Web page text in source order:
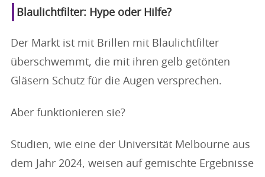
Blaulichtfilter: Hype oder Hilfe?
Der Markt ist mit Brillen mit Blaulichtfilter
überschwemmt, die mit ihren gelb getönten
Gläsern Schutz für die Augen versprechen.
Aber funktionieren sie?
Studien, wie eine der Universität Melbourne aus
dem Jahr 2024, weisen auf gemischte Ergebnisse